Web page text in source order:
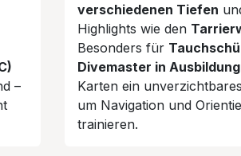
–
verschiedenen Tiefen
Highlights wie den
Besonders für
Divemaster in Ausbildung
Karten ein
um Navigation und
trainieren.